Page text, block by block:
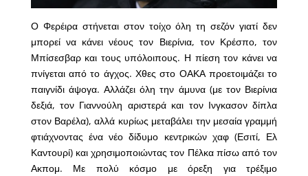
Ο Φερέιρα στήνεται στον τοίχο όλη τη σεζόν γιατί δεν
μπορεί να κάνει νέους τον Βιερίνια, τον Κρέσπο, τον
Μπίσεσβαρ και τους υπόλοιπους. Η πίεση τον κάνει να
πνίγεται από το άγχος. Χθες στο ΟΑΚΑ προετοιμάζει το
παιγνίδι άψογα. Αλλάζει όλη την άμυνα (με τον Βιερίνια
δεξιά, τον Γιαννούλη αριστερά και τον Ινγκασον δίπλα
στον Βαρέλα), αλλά κυρίως μεταβάλει την μεσαία γραμμή
φτιάχνοντας ένα νέο δίδυμο κεντρικών χαφ (Εσιτί, Ελ
Καντουρί) και χρησιμοποιώντας τον Πέλκα πίσω από τον
Ακπομ. Με πολύ κόσμο με όρεξη για τρέξιμο